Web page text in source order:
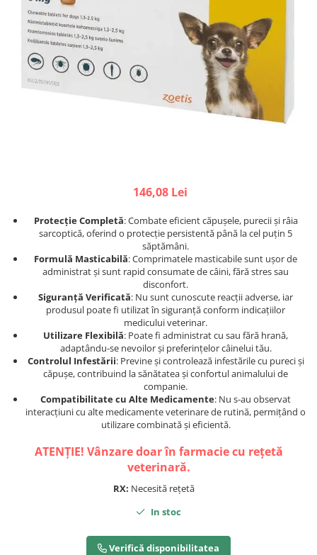
Afecțiuni hepatice
Afecțiuni neurologice
Afecțiuni oftalmice
Afecțiuni oncologice
Afecțiuni otice
Afecțiuni renale și urinare
Hrană umedă
Hrană uscată
Recompense și snack-uri
Igienă orală
Șampoane și balsamuri
Afecțiuni hepatice
Afecțiuni neurologice
Afecțiuni oftalmice
Afecțiuni oncologice
Afecțiuni otice
Afecțiuni respiratorii
Hrană umedă
Hrană uscată
Așternut Tofu / Nisip
Igienă orală
Șampoane și balsamuri
146,08 Lei
Protecție Completă: Combate eficient căpușele, purecii și râia
sarcoptică, oferind o protecție persistentă până la cel puțin 5
săptămâni.
Formulă Masticabilă: Comprimatele masticabile sunt ușor de
administrat și sunt rapid consumate de câini, fără stres sau
disconfort.
Siguranță Verificată: Nu sunt cunoscute reacții adverse, iar
produsul poate fi utilizat în siguranță conform indicațiilor
medicului veterinar.
Utilizare Flexibilă: Poate fi administrat cu sau fără hrană,
adaptându-se nevoilor și preferințelor câinelui tău.
Controlul Infestării: Previne și controlează infestările cu pureci și
căpușe, contribuind la sănătatea și confortul animalului de
companie.
Compatibilitate cu Alte Medicamente: Nu s-au observat
interacțiuni cu alte medicamente veterinare de rutină, permițând o
utilizare combinată și eficientă.
ATENȚIE! Vânzare doar în farmacie cu rețetă
veterinară.
RX: Necesită rețetă
In stoc
Verifică disponibilitatea